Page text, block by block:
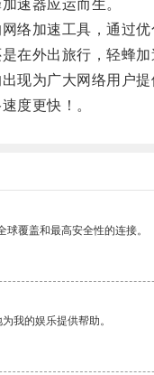
器应运而生。
加速工具，通过优
外出旅行，轻蜂加
为广大网络用户提
度更快！。
覆盖和最高安全性的连接。
我的娱乐提供帮助。